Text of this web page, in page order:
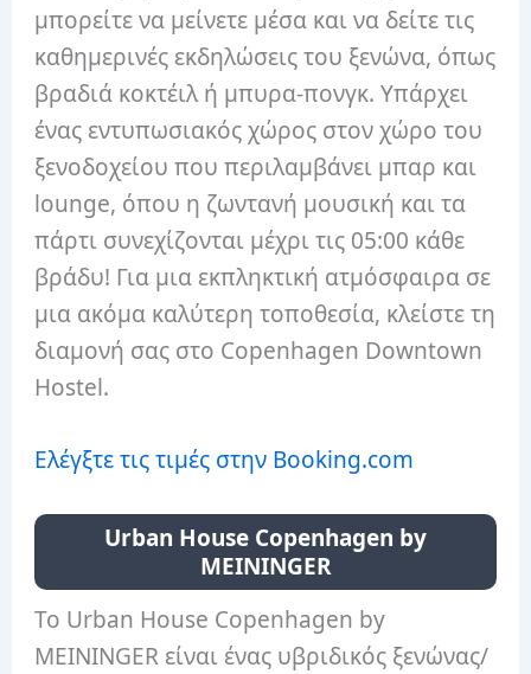
μπορείτε να μείνετε μέσα και να δείτε τις
καθημερινές εκδηλώσεις του ξενώνα, όπως
βραδιά κοκτέιλ ή μπυρα-πονγκ. Υπάρχει
ένας εντυπωσιακός χώρος στον χώρο του
ξενοδοχείου που περιλαμβάνει μπαρ και
lounge, όπου η ζωντανή μουσική και τα
πάρτι συνεχίζονται μέχρι τις 05:00 κάθε
βράδυ! Για μια εκπληκτική ατμόσφαιρα σε
μια ακόμα καλύτερη τοποθεσία, κλείστε τη
διαμονή σας στο Copenhagen Downtown
Hostel.
Ελέγξτε τις τιμές στην Booking.com
Urban House Copenhagen by
MEININGER
Το Urban House Copenhagen by
MEININGER είναι ένας υβριδικός ξενώνας/